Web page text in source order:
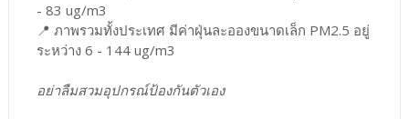
- 83 ug/m3
📍 ภาพรวมทั้งประเทศ มีค่าฝุ่นละอองขนาดเล็ก PM2.5 อยู่
ระหว่าง 6 - 144 ug/m3
อย่าลืมสวมอุปกรณ์ป้องกันตัวเอง